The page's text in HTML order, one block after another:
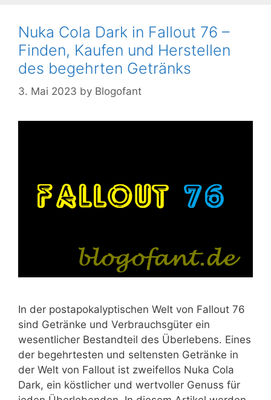
Nuka Cola Dark in Fallout 76 –
Finden, Kaufen und Herstellen
des begehrten Getränks
3. Mai 2023 by Blogofant
In der postapokalyptischen Welt von Fallout 76
sind Getränke und Verbrauchsgüter ein
wesentlicher Bestandteil des Überlebens. Eines
der begehrtesten und seltensten Getränke in
der Welt von Fallout ist zweifellos Nuka Cola
Dark, ein köstlicher und wertvoller Genuss für